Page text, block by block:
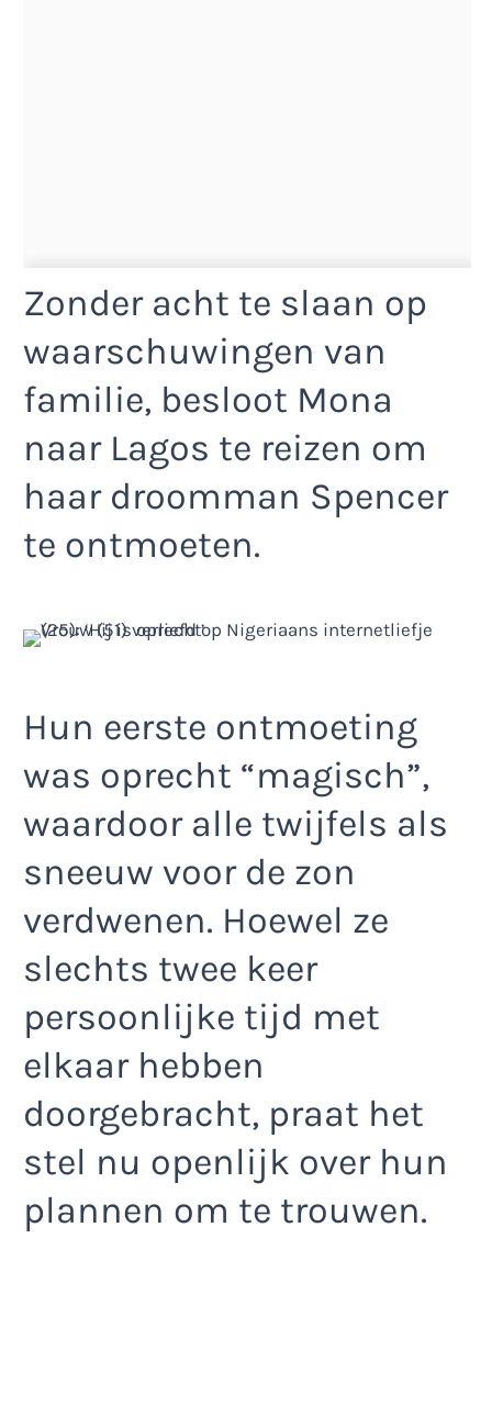
Zonder acht te slaan op
waarschuwingen van
familie, besloot Mona
naar Lagos te reizen om
haar droomman Spencer
te ontmoeten.
Hun eerste ontmoeting
was oprecht “magisch”,
waardoor alle twijfels als
sneeuw voor de zon
verdwenen. Hoewel ze
slechts twee keer
persoonlijke tijd met
elkaar hebben
doorgebracht, praat het
stel nu openlijk over hun
plannen om te trouwen.